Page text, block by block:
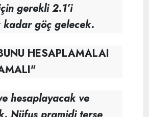
gerekli 2.1’i
göç gelecek.
HESAPLAMALAI
hesaplayacak ve